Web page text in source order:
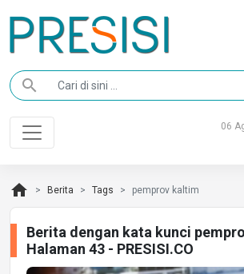
search
06
home Berita Tags pemprov kaltim
Berita dengan kata kunci
Halaman 43 - PRESISI.CO